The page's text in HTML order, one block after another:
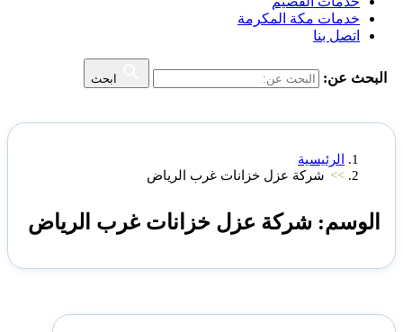
خدمات مكة المكرمة
اتصل بنا
البحث عن: ابحث
الرئيسية
>> شركة عزل خزانات غرب الرياض
الوسم: شركة عزل خزانات غرب الرياض